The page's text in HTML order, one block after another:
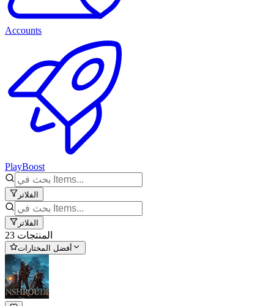
Accounts
PlayBoost
الفلاتر
الفلاتر
23 المنتجات
أفضل المختارات